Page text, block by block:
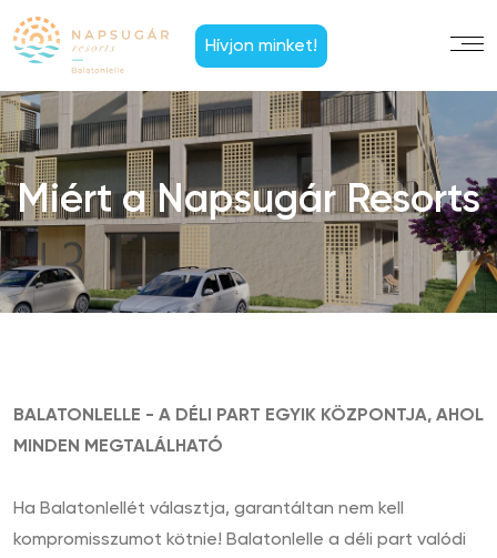
Hívjon minket!
Miért a Napsugár Resorts
BALATONLELLE - A DÉLI PART EGYIK KÖZPONTJA, AHOL
MINDEN MEGTALÁLHATÓ
Ha Balatonlellét választja, garantáltan nem kell
kompromisszumot kötnie! Balatonlelle a déli part valódi